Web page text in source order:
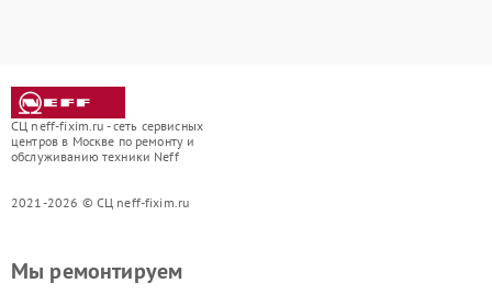
СЦ neff-fixim.ru - сеть сервисных
центров в Москве по ремонту и
обслуживанию техники Neff
2021-2026 © СЦ neff-fixim.ru
Мы ремонтируем